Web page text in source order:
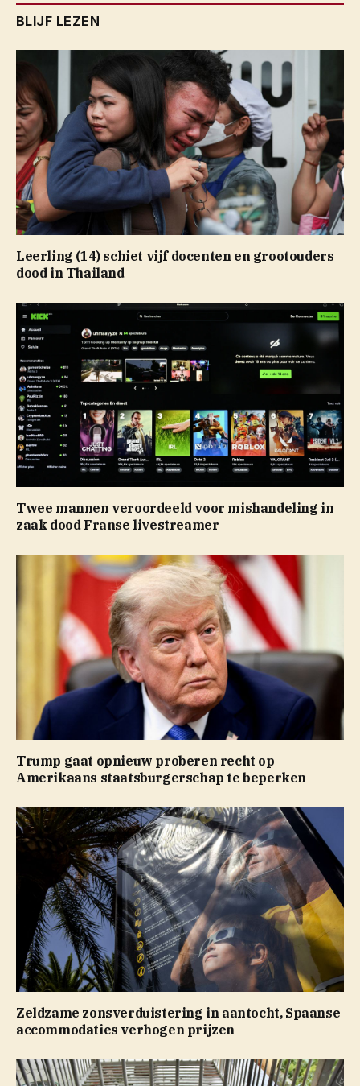
BLIJF LEZEN
Leerling (14) schiet vijf docenten en grootouders
dood in Thailand
Twee mannen veroordeeld voor mishandeling in
zaak dood Franse livestreamer
Trump gaat opnieuw proberen recht op
Amerikaans staatsburgerschap te beperken
Zeldzame zonsverduistering in aantocht, Spaanse
accommodaties verhogen prijzen